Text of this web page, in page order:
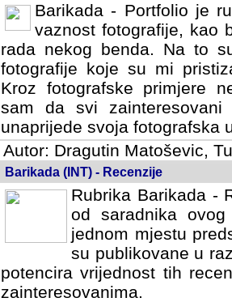
Barikada - Portfolio je
vaznost fotografije, kao
rada nekog benda. Na to
fotografije koje su mi
fotografske primjere
svi zainteresovani
svoja fotografska umijeca.
Autor: Dragutin Matoševic,
Barikada (INT) - Recenzije
Rubrika Barikada -
od saradnika
jednom mjestu
su publikovane u
potencira vrijednost tih
zainteresovanima.